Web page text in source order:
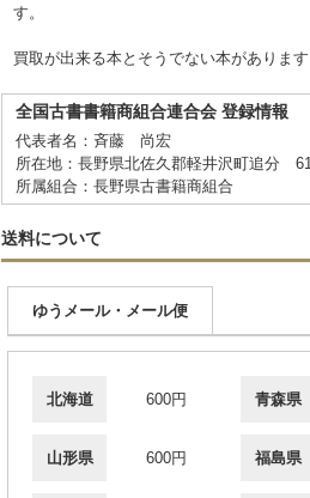
す。
買取が出来る本とそうでない本がありま
全国古書書籍商組合連合会 登録情報
代表者名：斉藤 尚宏
所在地：長野県北佐久郡軽井沢町追分
所属組合：長野県古書籍商組合
送料について
ゆうメール・メール便
北海道 600円 青森県
山形県 600円 福島県